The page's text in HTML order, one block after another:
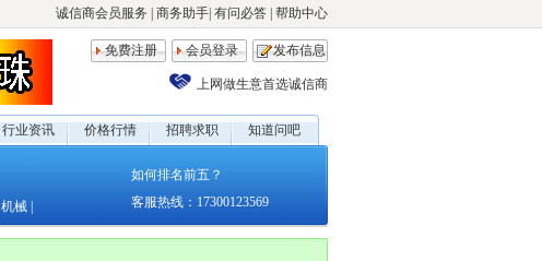
诚信商会员服务 商务助手 有问必答 帮助中心
免费注册 会员登录 发布信息
上网做生意首选诚信商
行业资讯 价格行情 招聘求职 知道问吧
机械
如何排名前五？
客服热线：17300123569